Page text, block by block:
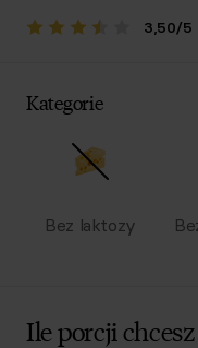
3,50/5
Kategorie
Bez laktozy
Ile porcji